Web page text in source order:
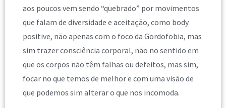
aos poucos vem sendo “quebrado” por movimentos
que falam de diversidade e aceitação, como body
positive, não apenas com o foco da Gordofobia, mas
sim trazer consciência corporal, não no sentido em
que os corpos não têm falhas ou defeitos, mas sim,
focar no que temos de melhor e com uma visão de
que podemos sim alterar o que nos incomoda.